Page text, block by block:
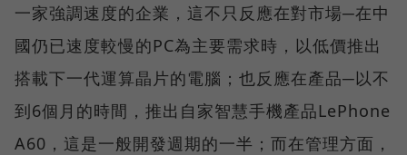
一家強調速度的企業，這不只反應在對市場─在中
國仍已速度較慢的PC為主要需求時，以低價推出
搭載下一代運算晶片的電腦；也反應在產品─以不
到6個月的時間，推出自家智慧手機產品LePhone
A60，這是一般開發週期的一半；而在管理方面，